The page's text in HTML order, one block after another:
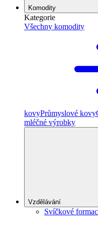
Komodity
Kategorie
Všechny komodity
kovyPrůmyslové kovy
mléčné výrobky
Vzdělávání
Svíčkové